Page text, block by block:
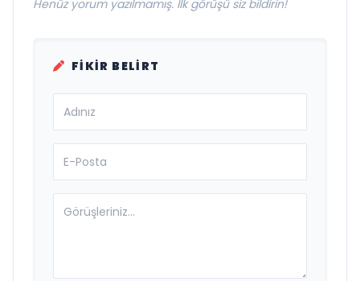
Henüz yorum yazılmamış. İlk görüşü siz bildirin!
FIKIR BELIRT